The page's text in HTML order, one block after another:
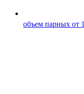
объем парных от